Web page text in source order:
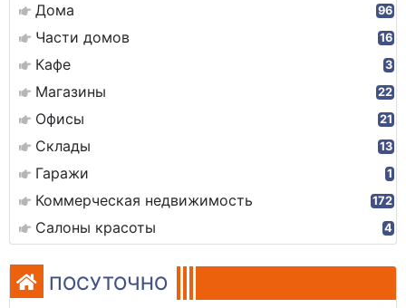
Дома 96
Части домов 16
Кафе 3
Магазины 22
Офисы 21
Склады 13
Гаражи 1
Коммерческая недвижимость 172
Салоны красоты 4
ПОСУТОЧНО